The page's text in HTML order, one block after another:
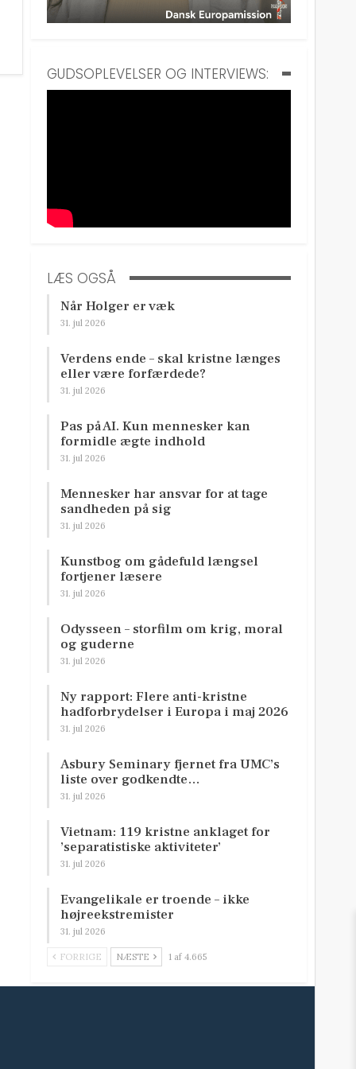
GUDSOPLEVELSER OG INTERVIEWS:
LÆS OGSÅ
Når Holger er væk
31. jul 2026
Verdens ende – skal kristne længes
eller være forfærdede?
31. jul 2026
Pas på AI. Kun mennesker kan
formidle ægte indhold
31. jul 2026
Mennesker har ansvar for at tage
sandheden på sig
31. jul 2026
Kunstbog om gådefuld længsel
fortjener læsere
31. jul 2026
Odysseen – storfilm om krig, moral
og guderne
31. jul 2026
Ny rapport: Flere anti-kristne
hadforbrydelser i Europa i maj 2026
31. jul 2026
Asbury Seminary fjernet fra UMC’s
liste over godkendte…
31. jul 2026
Vietnam: 119 kristne anklaget for
’separatistiske aktiviteter’
31. jul 2026
Evangelikale er troende – ikke
højreekstremister
31. jul 2026
FORRIGE NÆSTE 1 af 4.665